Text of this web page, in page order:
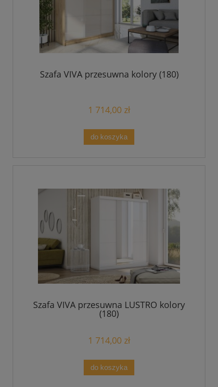
Szafa VIVA przesuwna kolory (180)
1 714,00 zł
do koszyka
Szafa VIVA przesuwna LUSTRO kolory
(180)
1 714,00 zł
do koszyka